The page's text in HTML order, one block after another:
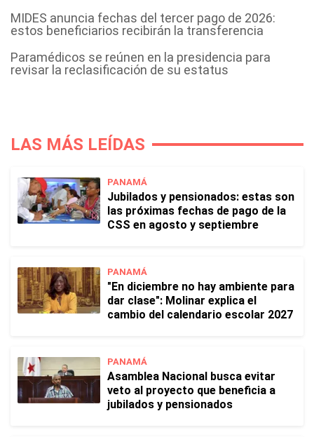
MIDES anuncia fechas del tercer pago de 2026:
estos beneficiarios recibirán la transferencia
Paramédicos se reúnen en la presidencia para
revisar la reclasificación de su estatus
LAS MÁS LEÍDAS
PANAMÁ
Jubilados y pensionados: estas son
las próximas fechas de pago de la
CSS en agosto y septiembre
PANAMÁ
"En diciembre no hay ambiente para
dar clase": Molinar explica el
cambio del calendario escolar 2027
PANAMÁ
Asamblea Nacional busca evitar
veto al proyecto que beneficia a
jubilados y pensionados